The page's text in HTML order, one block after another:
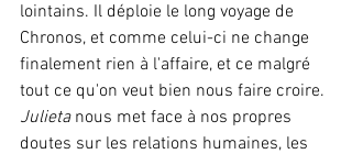
lointains. Il déploie le long voyage de
Chronos, et comme celui-ci ne change
finalement rien à l'affaire, et ce malgré
tout ce qu'on veut bien nous faire croire.
Julieta nous met face à nos propres
doutes sur les relations humaines, les